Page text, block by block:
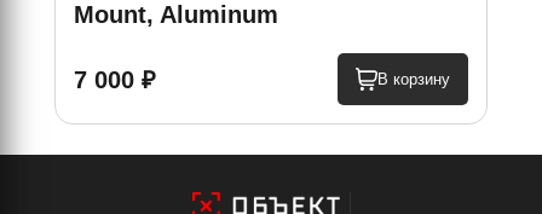
Mount, Aluminum
7 000 ₽ В корзину